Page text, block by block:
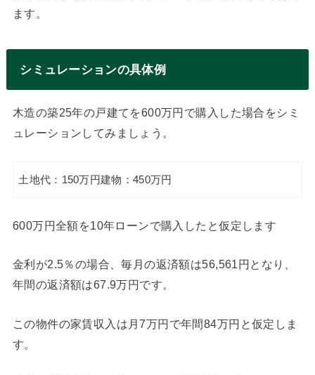
ます。
シミュレーションの具体例
木造の築25年の戸建てを600万円で購入した場合をシミ
ュレーションしてみましょう。
土地代：150万円建物：450万円
600万円全額を10年ローンで購入したと仮定します
金利が2.5％の場合、毎月の返済額は56,561円となり、
年間の返済額は67.9万円です。
この物件の家賃収入は月7万円で年間84万円と仮定しま
す。